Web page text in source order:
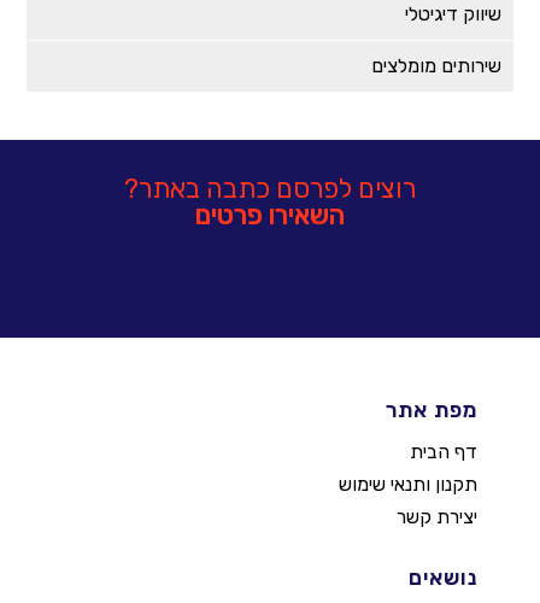
שיווק דיגיטלי
שירותים מומלצים
רוצים לפרסם כתבה באתר?
השאירו פרטים
מפת אתר
דף הבית
תקנון ותנאי שימוש
יצירת קשר
נושאים